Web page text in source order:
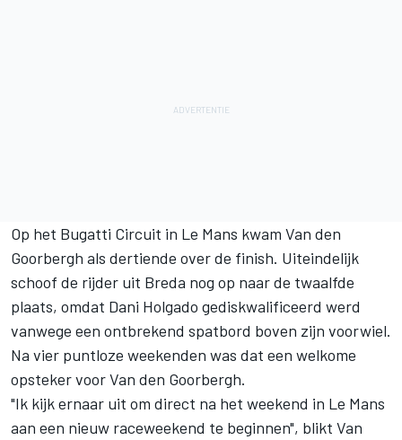
Op het Bugatti Circuit in Le Mans kwam Van den
Goorbergh als dertiende over de finish. Uiteindelijk
schoof de rijder uit Breda nog op naar de twaalfde
plaats, omdat Dani Holgado gediskwalificeerd werd
vanwege een ontbrekend spatbord boven zijn voorwiel.
Na vier puntloze weekenden was dat een welkome
opsteker voor Van den Goorbergh.
"Ik kijk ernaar uit om direct na het weekend in Le Mans
aan een nieuw raceweekend te beginnen", blikt Van